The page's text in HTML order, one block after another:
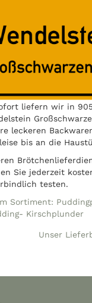
liefern wir in
leckeren
bis an die
Sie jederzeit
testen.
Sortiment:
Kirschplunder
Unser